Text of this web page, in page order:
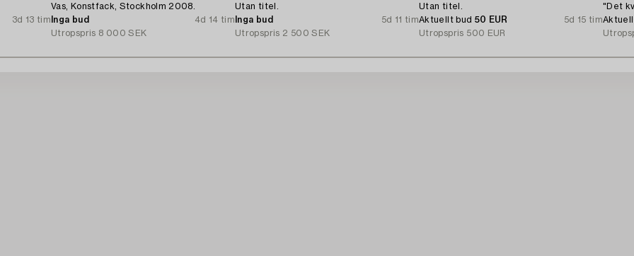
3d 13 tim
Vas, Konstfack, Stockholm 2008.
Inga bud
4d 14 tim
Utropspris 8 000 SEK
Utan titel.
Inga bud
5d 11 tim
Utropspris 2 500 SEK
Utan titel.
Aktuellt bud 50 EUR
5d 15 tim
Utropspris 500 EUR
"Det